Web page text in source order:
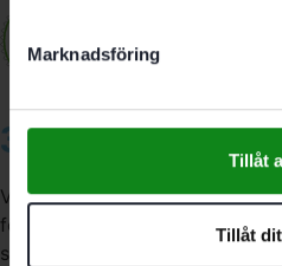
Marknadsföring
Tillåt
Tillåt
3A Byggdelen
Vi är återförsäljare av
förbrukningsmaterial. Vi har en
serviceverkstad i Stockholm